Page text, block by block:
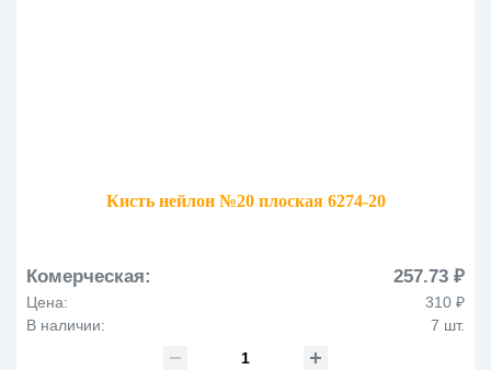
Кисть нейлон №20 плоская 6274-20
Комерческая: 257.73 ₽
Цена:
310 ₽
В наличии:
7 шт.